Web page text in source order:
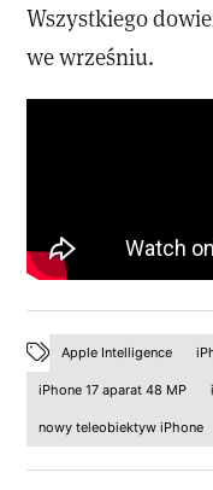
Wszystkiego
we wrześniu.
Apple Intelligence
iPhone 17 aparat 48 MP
nowy teleobiektyw iPhone